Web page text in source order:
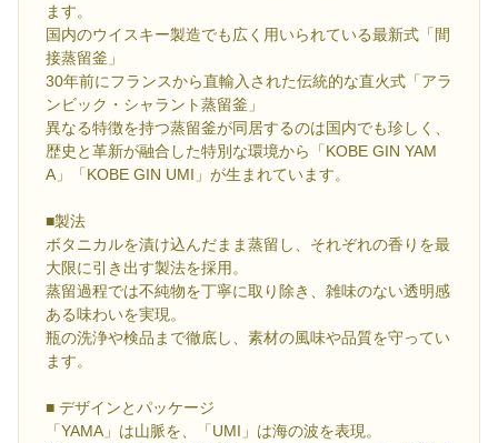
ます。
国内のウイスキー製造でも広く用いられている最新式「間
接蒸留釜」
30年前にフランスから直輸入された伝統的な直火式「アラ
ンビック・シャラント蒸留釜」
異なる特徴を持つ蒸留釜が同居するのは国内でも珍しく、
歴史と革新が融合した特別な環境から「KOBE GIN YAM
A」「KOBE GIN UMI」が生まれています。
■製法
ボタニカルを漬け込んだまま蒸留し、それぞれの香りを最
大限に引き出す製法を採用。
蒸留過程では不純物を丁寧に取り除き、雑味のない透明感
ある味わいを実現。
瓶の洗浄や検品まで徹底し、素材の風味や品質を守ってい
ます。
■ デザインとパッケージ
「YAMA」は山脈を、「UMI」は海の波を表現。